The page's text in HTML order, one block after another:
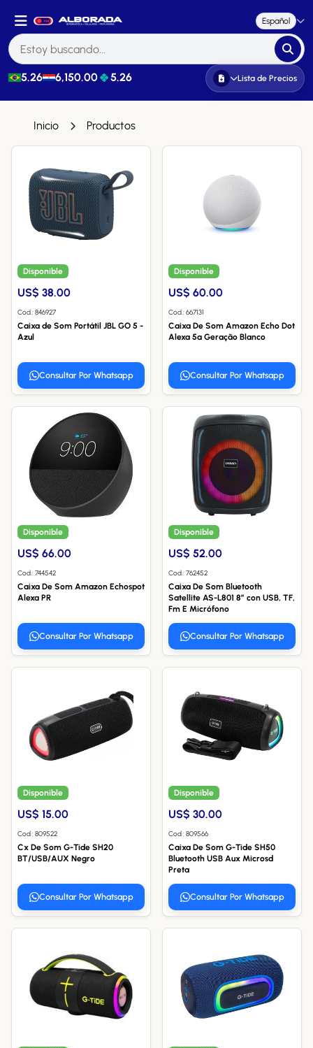
Español
5.26 6,150.00 5.26 Lista de Precios
Inicio Productos
Disponible
US$ 38.00
Cod.: 846927
Caixa de Som Portátil JBL GO 5 -
Azul
Consultar Por Whatsapp
Disponible
US$ 60.00
Cod.: 667131
Caixa De Som Amazon Echo Dot
Alexa 5ª Geração Blanco
Consultar Por Whatsapp
Disponible
US$ 66.00
Cod.: 744542
Caixa De Som Amazon Echospot
Alexa PR
Consultar Por Whatsapp
Disponible
US$ 52.00
Cod.: 762452
Caixa De Som Bluetooth
Satellite AS-L801 8” con USB, TF,
Fm E Micrófono
Consultar Por Whatsapp
Disponible
US$ 15.00
Cod.: 809522
Cx De Som G-Tide SH20
BT/USB/AUX Negro
Consultar Por Whatsapp
Disponible
US$ 30.00
Cod.: 809566
Caixa De Som G-Tide SH50
Bluetooth USB Aux Microsd
Preta
Consultar Por Whatsapp